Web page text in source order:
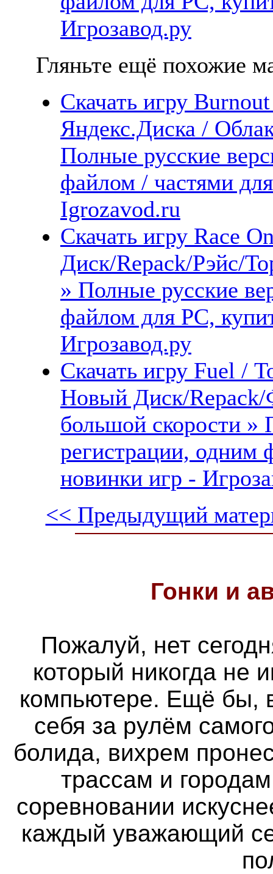
Игрозавод.ру
Гляньте ещё похожие
Скачать игру
Яндекс.Диска /
Полные русские
файлом / частями
Igrozavod.ru
Скачать игру Race
Диск/Repack/Рэйс/
» Полные русские
файлом для PC,
Игрозавод.ру
Скачать игру Fuel /
Новый Диск/
большой скорости »
регистрации, одним
новинки игр -
<< Предыдущий
Гонки и
Пожалуй, нет
который никогда не
компьютере. Ещё бы,
себя за рулём
болида, вихрем
трассам и
соревновании
каждый уважающий